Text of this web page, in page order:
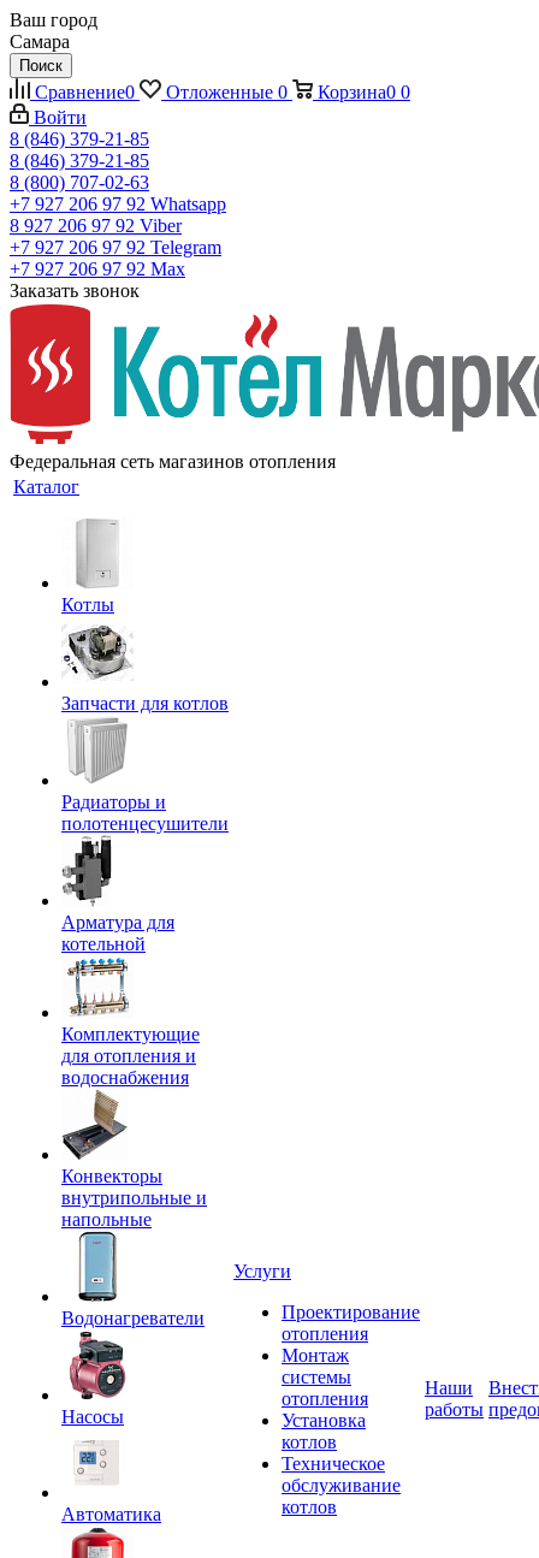
Ваш город
Самара
Поиск
Сравнение0 Отложенные 0 Корзина0 0
Войти
8 (846) 379-21-85
8 (846) 379-21-85
8 (800) 707-02-63
+7 927 206 97 92 Whatsapp
8 927 206 97 92 Viber
+7 927 206 97 92 Telegram
+7 927 206 97 92 Max
Заказать звонок
Федеральная сеть магазинов отопления
Каталог
Котлы
Запчасти для котлов
Радиаторы и
полотенцесушители
Арматура для
котельной
Комплектующие
для отопления и
водоснабжения
Конвекторы
внутрипольные и
напольные
Водонагреватели
Насосы
Автоматика
Услуги
Проектирование
отопления
Монтаж
системы
отопления
Установка
котлов
Техническое
обслуживание
котлов
Наши
работы